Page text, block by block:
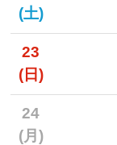
(土)
23
(日)
24
(月)